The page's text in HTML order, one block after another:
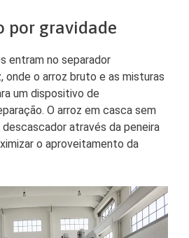
por gravidade
​​entram no separador
onde o arroz bruto e as misturas
um dispositivo de
O arroz em casca sem
através da peneira
o aproveitamento da